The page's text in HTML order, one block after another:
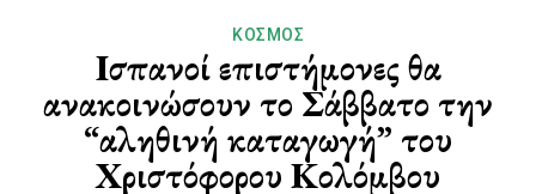
ΚΌΣΜΟΣ
Ισπανοί επιστήμονες θα
ανακοινώσουν το Σάββατο την
“αληθινή καταγωγή” του
Χριστόφορου Κολόμβου